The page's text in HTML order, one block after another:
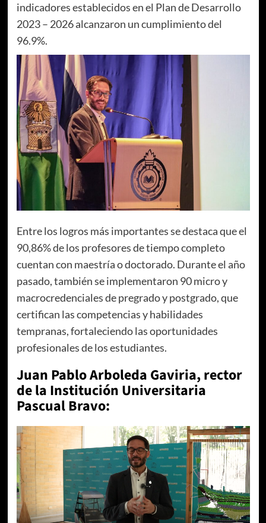
indicadores establecidos en el Plan de Desarrollo
2023 – 2026 alcanzaron un cumplimiento del
96.9%.
Entre los logros más importantes se destaca que el
90,86% de los profesores de tiempo completo
cuentan con maestría o doctorado. Durante el año
pasado, también se implementaron 90 micro y
macrocredenciales de pregrado y postgrado, que
certifican las competencias y habilidades
tempranas, fortaleciendo las oportunidades
profesionales de los estudiantes.
Juan Pablo Arboleda Gaviria, rector
de la Institución Universitaria
Pascual Bravo: